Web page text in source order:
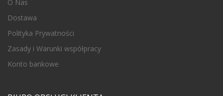
O Nas
Dostawa
Polityka Prywatności
Zasady i Warunki współpracy
Konto bankowe